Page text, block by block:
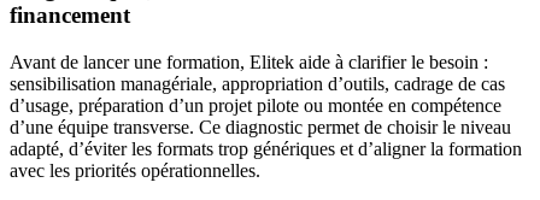
financement
Avant de lancer une formation, Elitek aide à clarifier le besoin :
sensibilisation managériale, appropriation d’outils, cadrage de cas
d’usage, préparation d’un projet pilote ou montée en compétence
d’une équipe transverse. Ce diagnostic permet de choisir le niveau
adapté, d’éviter les formats trop génériques et d’aligner la formation
avec les priorités opérationnelles.